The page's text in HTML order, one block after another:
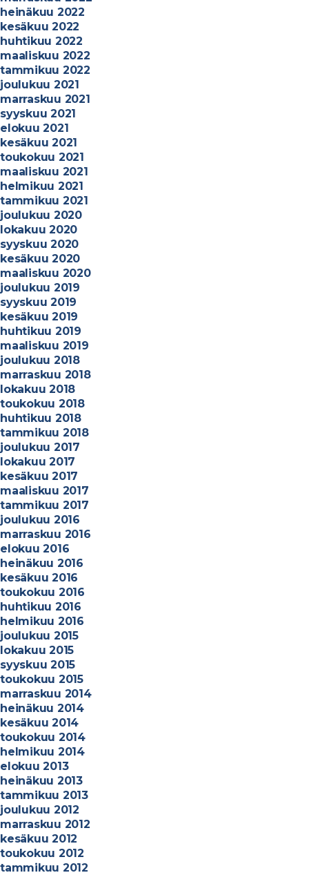
heinäkuu 2022
kesäkuu 2022
huhtikuu 2022
maaliskuu 2022
tammikuu 2022
joulukuu 2021
marraskuu 2021
syyskuu 2021
elokuu 2021
kesäkuu 2021
toukokuu 2021
maaliskuu 2021
helmikuu 2021
tammikuu 2021
joulukuu 2020
lokakuu 2020
syyskuu 2020
kesäkuu 2020
maaliskuu 2020
joulukuu 2019
syyskuu 2019
kesäkuu 2019
huhtikuu 2019
maaliskuu 2019
joulukuu 2018
marraskuu 2018
lokakuu 2018
toukokuu 2018
huhtikuu 2018
tammikuu 2018
joulukuu 2017
lokakuu 2017
kesäkuu 2017
maaliskuu 2017
tammikuu 2017
joulukuu 2016
marraskuu 2016
elokuu 2016
heinäkuu 2016
kesäkuu 2016
toukokuu 2016
huhtikuu 2016
helmikuu 2016
joulukuu 2015
lokakuu 2015
syyskuu 2015
toukokuu 2015
marraskuu 2014
heinäkuu 2014
kesäkuu 2014
toukokuu 2014
helmikuu 2014
elokuu 2013
heinäkuu 2013
tammikuu 2013
joulukuu 2012
marraskuu 2012
kesäkuu 2012
toukokuu 2012
tammikuu 2012